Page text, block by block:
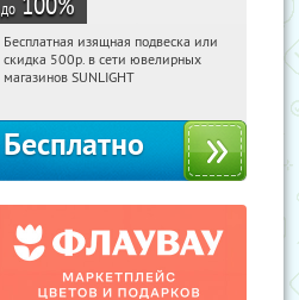
до
09:44:54 Получили:
Россия
Бесплатная изящная подвеска или
скидка 500р. в сети ювелирных
магазинов SUNLIGHT
Бесплатно